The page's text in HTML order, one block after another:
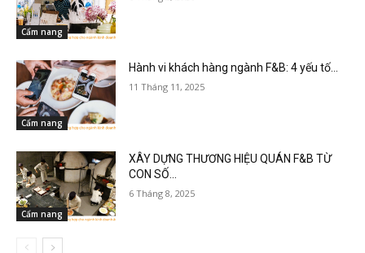
Cẩm nang
Cẩm nang
Hành vi khách hàng ngành F&B: 4 yếu tố...
11 Tháng 11, 2025
Cẩm nang
XÂY DỰNG THƯƠNG HIỆU QUÁN F&B TỪ
CON SỐ...
6 Tháng 8, 2025